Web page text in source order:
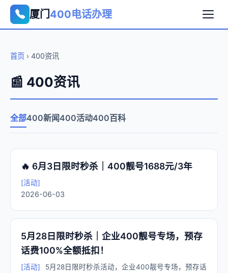
厦门400电话办理
首页 › 400资讯
📰 400资讯
全部400新闻400活动400百科
🔥 6月3日限时秒杀｜400靓号1688元/3年
[活动]
2026-06-03
5月28日限时秒杀｜企业400靓号专场，预存
话费100%全额抵扣！
[活动]
5月28日限时秒杀活动，企业400靓号专场，预存话